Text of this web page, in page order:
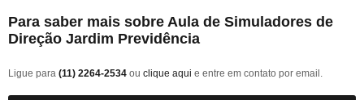
Para saber mais sobre Aula de Simuladores de
Direção Jardim Previdência
Ligue para (11) 2264-2534 ou clique aqui e entre em contato por email.